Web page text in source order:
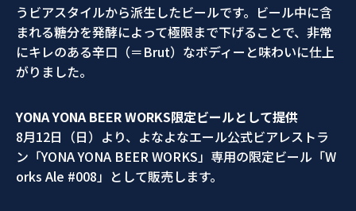
うビアスタイルから派生したビールです。ビール中に含
まれる糖分を発酵によって極限まで下げることで、非常
にキレのある辛口（＝Brut）なボディーと味わいに仕上
がりました。
YONA YONA BEER WORKS限定ビールとして提供
8月12日（日）より、よなよなエール公式ビアレストラ
ン「YONA YONA BEER WORKS」専用の限定ビール「W
orks Ale #008」として販売します。